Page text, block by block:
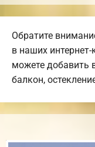
Обратите
в наших
можете добавить
балкон,